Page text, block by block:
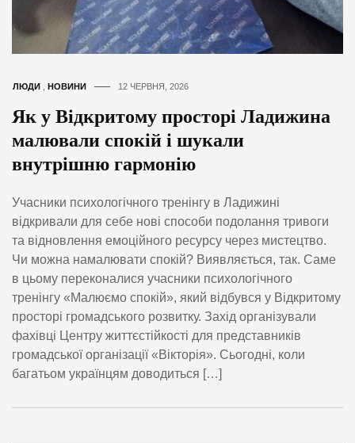
ЛЮДИ НОВИНИ 12 ЧЕРВНЯ, 2026
Як у Відкритому просторі Ладижина
малювали спокій і шукали
внутрішню гармонію
Учасники психологічного тренінгу в Ладижині
відкривали для себе нові способи подолання тривоги
та відновлення емоційного ресурсу через мистецтво.
Чи можна намалювати спокій? Виявляється, так. Саме
в цьому переконалися учасники психологічного
тренінгу «Малюємо спокій», який відбувся у Відкритому
просторі громадського розвитку. Захід організували
фахівці Центру життєстійкості для представників
громадської організації «Вікторія». Сьогодні, коли
багатьом українцям доводиться […]